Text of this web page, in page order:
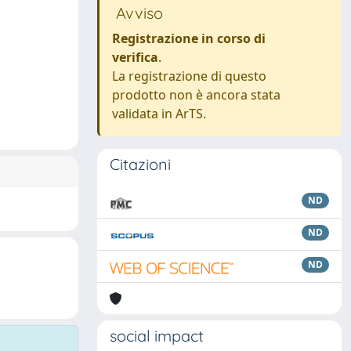
Avviso
Registrazione in corso di
verifica.
La registrazione di questo
prodotto non è ancora stata
validata in ArTS.
Citazioni
ND
ND
ND
social impact